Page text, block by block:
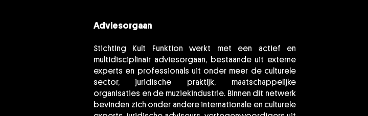
Adviesorgaan
Stichting Kult Funktion werkt met een actief en
multidisciplinair adviesorgaan, bestaande uit externe
experts en professionals uit onder meer de culturele
sector, juridische praktijk, maatschappelijke
organisaties en de muziekindustrie. Binnen dit netwerk
bevinden zich onder andere internationale en culturele